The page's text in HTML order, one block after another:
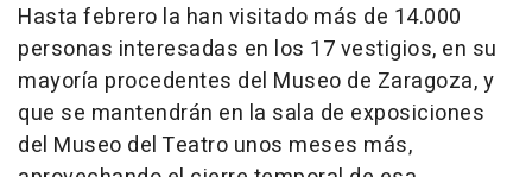
Hasta febrero la han visitado más de 14.000
personas interesadas en los 17 vestigios, en su
mayoría procedentes del Museo de Zaragoza, y
que se mantendrán en la sala de exposiciones
del Museo del Teatro unos meses más,